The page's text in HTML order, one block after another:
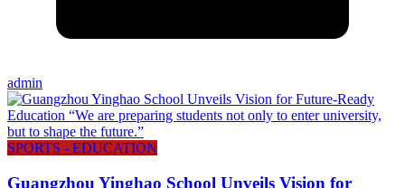
admin
SPORTS - EDUCATION
Guangzhou Yinghao School Unveils Vision for